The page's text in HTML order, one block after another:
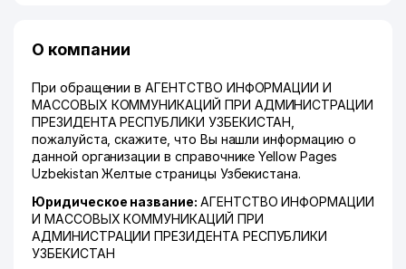
О компании
При обращении в АГЕНТСТВО ИНФОРМАЦИИ И
МАССОВЫХ КОММУНИКАЦИЙ ПРИ АДМИНИСТРАЦИИ
ПРЕЗИДЕНТА РЕСПУБЛИКИ УЗБЕКИСТАН,
пожалуйста, скажите, что Вы нашли информацию о
данной организации в справочнике Yellow Pages
Uzbekistan Желтые страницы Узбекистана.
Юридическое название: АГЕНТСТВО ИНФОРМАЦИИ
И МАССОВЫХ КОММУНИКАЦИЙ ПРИ
АДМИНИСТРАЦИИ ПРЕЗИДЕНТА РЕСПУБЛИКИ
УЗБЕКИСТАН